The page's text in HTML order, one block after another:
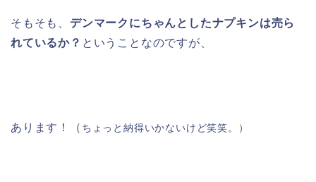
そもそも、 デンマークにちゃんとしたナプキンは売ら
れているか？ ということなのですが、
あります！（ ちょっと納得いかないけど笑笑。）